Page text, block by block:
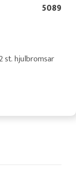
5089
st. hjulbromsar